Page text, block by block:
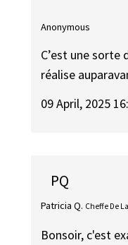
Anonymous
C’est une sorte
réalise
09 April, 2025
PQ
Patricia Q. Cheffe De
Bonsoir, c'est